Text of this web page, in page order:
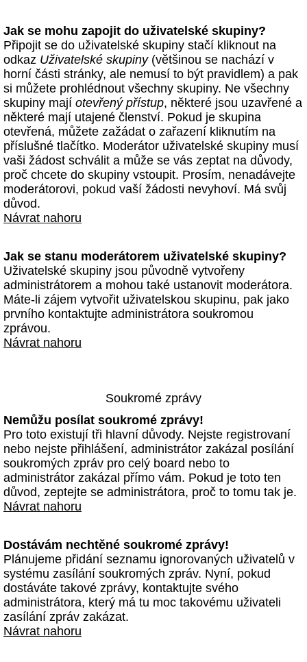
Jak se mohu zapojit do uživatelské skupiny?
Připojit se do uživatelské skupiny stačí kliknout na
odkaz Uživatelské skupiny(většinou se nachází v
horní části stránky, ale nemusí to být pravidlem) a pak
si můžete prohlédnout všechny skupiny. Ne všechny
skupiny mají otevřený přístup, některé jsou uzavřené a
některé mají utajené členství. Pokud je skupina
otevřená, můžete zažádat o zařazení kliknutím na
příslušné tlačítko. Moderátor uživatelské skupiny musí
vaši žádost schválit a může se vás zeptat na důvody,
proč chcete do skupiny vstoupit. Prosím, nenadávejte
moderátorovi, pokud vaší žádosti nevyhoví. Má svůj
důvod.
Návrat nahoru
Jak se stanu moderátorem uživatelské skupiny?
Uživatelské skupiny jsou původně vytvořeny
administrátorem a mohou také ustanovit moderátora.
Máte-li zájem vytvořit uživatelskou skupinu, pak jako
prvního kontaktujte administrátora soukromou
zprávou.
Návrat nahoru
Soukromé zprávy
Nemůžu posílat soukromé zprávy!
Pro toto existují tři hlavní důvody. Nejste registrovaní
nebo nejste přihlášení, administrátor zakázal posílání
soukromých zpráv pro celý board nebo to
administrátor zakázal přímo vám. Pokud je toto ten
důvod, zeptejte se administrátora, proč to tomu tak je.
Návrat nahoru
Dostávám nechtěné soukromé zprávy!
Plánujeme přidání seznamu ignorovaných uživatelů v
systému zasílání soukromých zpráv. Nyní, pokud
dostáváte takové zprávy, kontaktujte svého
administrátora, který má tu moc takovému uživateli
zasílání zpráv zakázat.
Návrat nahoru